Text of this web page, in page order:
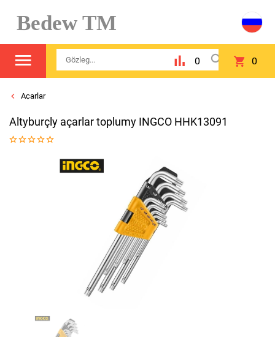
Bedew TM
0 0
Açarlar
Altyburçly açarlar toplumy INGCO HHK13091